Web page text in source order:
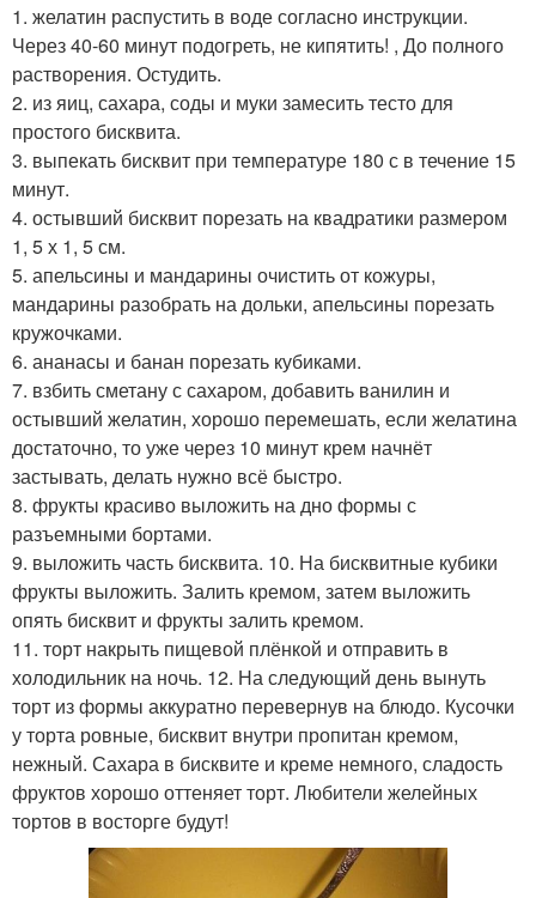
1. желатин распустить в воде согласно инструкции.
Через 40-60 минут подогреть, не кипятить! , До полного
растворения. Остудить.
2. из яиц, сахара, соды и муки замесить тесто для
простого бисквита.
3. выпекать бисквит при температуре 180 с в течение 15
минут.
4. остывший бисквит порезать на квадратики размером
1, 5 х 1, 5 см.
5. апельсины и мандарины очистить от кожуры,
мандарины разобрать на дольки, апельсины порезать
кружочками.
6. ананасы и банан порезать кубиками.
7. взбить сметану с сахаром, добавить ванилин и
остывший желатин, хорошо перемешать, если желатина
достаточно, то уже через 10 минут крем начнёт
застывать, делать нужно всё быстро.
8. фрукты красиво выложить на дно формы с
разъемными бортами.
9. выложить часть бисквита. 10. На бисквитные кубики
фрукты выложить. Залить кремом, затем выложить
опять бисквит и фрукты залить кремом.
11. торт накрыть пищевой плёнкой и отправить в
холодильник на ночь. 12. На следующий день вынуть
торт из формы аккуратно перевернув на блюдо. Кусочки
у торта ровные, бисквит внутри пропитан кремом,
нежный. Сахара в бисквите и креме немного, сладость
фруктов хорошо оттеняет торт. Любители желейных
тортов в восторге будут!